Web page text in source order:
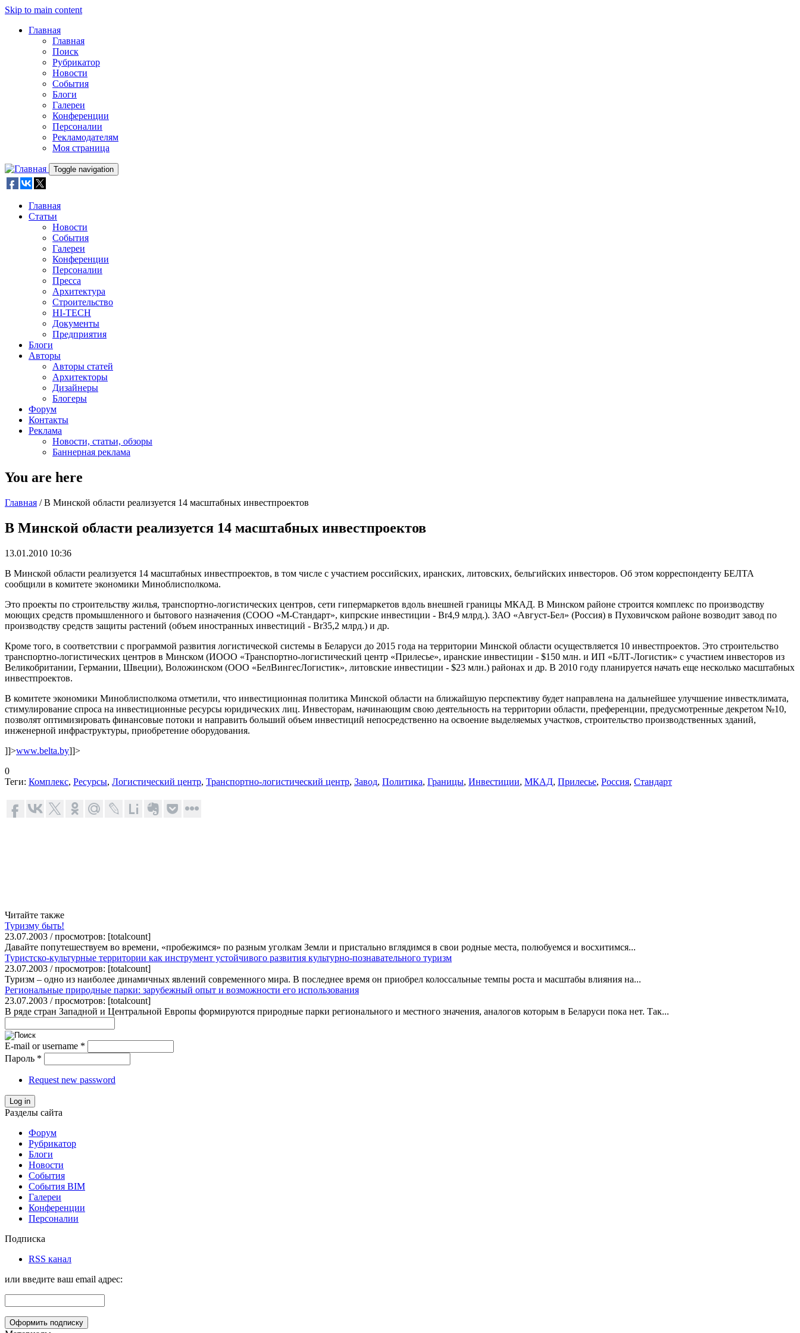
Skip to main content
Главная
Главная
Поиск
Рубрикатор
Новости
События
Блоги
Галереи
Конференции
Персоналии
Рекламодателям
Моя страница
Toggle navigation
Главная
Статьи
Новости
События
Галереи
Конференции
Персоналии
Пресса
Архитектура
Строительство
HI-TECH
Документы
Предприятия
Блоги
Авторы
Авторы статей
Архитекторы
Дизайнеры
Блогеры
Форум
Контакты
Реклама
Новости, статьи, обзоры
Баннерная реклама
You are here
Главная / В Минской области реализуется 14 масштабных инвестпроектов
В Минской области реализуется 14 масштабных инвестпроектов
13.01.2010 10:36
В Минской области реализуется 14 масштабных инвестпроектов, в том числе с участием российских, иранских, литовских, бельгийских инвесторов. Об этом корреспонденту БЕЛТА
сообщили в комитете экономики Миноблисполкома.
Это проекты по строительству жилья, транспортно-логистических центров, сети гипермаркетов вдоль внешней границы МКАД. В Минском районе строится комплекс по производству
моющих средств промышленного и бытового назначения (СООО «М-Стандарт», кипрские инвестиции - Br4,9 млрд.). ЗАО «Август-Бел» (Россия) в Пуховичском районе возводит завод по
производству средств защиты растений (объем иностранных инвестиций - Br35,2 млрд.) и др.
Кроме того, в соответствии с программой развития логистической системы в Беларуси до 2015 года на территории Минской области осуществляется 10 инвестпроектов. Это строительство
транспортно-логистических центров в Минском (ИООО «Транспортно-логистический центр «Прилесье», иранские инвестиции - $150 млн. и ИП «БЛТ-Логистик» с участием инвесторов из
Великобритании, Германии, Швеции), Воложинском (ООО «БелВингесЛогистик», литовские инвестиции - $23 млн.) районах и др. В 2010 году планируется начать еще несколько масштабных
инвестпроектов.
В комитете экономики Миноблисполкома отметили, что инвестиционная политика Минской области на ближайшую перспективу будет направлена на дальнейшее улучшение инвестклимата,
стимулирование спроса на инвестиционные ресурсы юридических лиц. Инвесторам, начинающим свою деятельность на территории области, преференции, предусмотренные декретом №10,
позволят оптимизировать финансовые потоки и направить больший объем инвестиций непосредственно на освоение выделяемых участков, строительство производственных зданий,
инженерной инфраструктуры, приобретение оборудования.
]]>www.belta.by]]>
0
Теги: Комплекс, Ресурсы, Логистический центр, Транспортно-логистический центр, Завод, Политика, Границы, Инвестиции, МКАД, Прилесье, Россия, Стандарт
Читайте также
Туризму быть!
23.07.2003 / просмотров: [totalcount]
Давайте попутешествуем во времени, «пробежимся» по разным уголкам Земли и пристально вглядимся в свои родные места, полюбуемся и восхитимся...
Туристско-культурные территории как инструмент устойчивого развития культурно-познавательного туризм
23.07.2003 / просмотров: [totalcount]
Туризм – одно из наиболее динамичных явлений современного мира. В последнее время он приобрел колоссальные темпы роста и масштабы влияния на...
Региональные природные парки: зарубежный опыт и возможности его использования
23.07.2003 / просмотров: [totalcount]
В ряде стран Западной и Центральной Европы формируются природные парки регионального и местного значения, аналогов которым в Беларуси пока нет. Так...
E-mail or username *
Пароль *
Request new password
Log in
Разделы сайта
Форум
Рубрикатор
Блоги
Новости
События
События BIM
Галереи
Конференции
Персоналии
Подписка
RSS канал
или введите ваш email адрес: